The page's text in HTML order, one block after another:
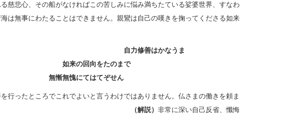
慈悲心、その船がなければこの苦しみに悩み満ちたている娑婆世界、すなわ
は無事にわたることはできません。親鸞は自己の嘆きを掬ってくださる如来
自力修善はかなうま
回向をたのまで
無慚無愧にてはてぞせん
行ったところでこれでよいと言うわけではありません。仏さまの働きを頼ま
終わるのです。
（解説） 非常に深い自己反省、懺悔